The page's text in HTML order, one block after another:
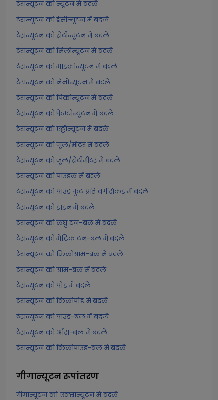
टेरान्यूटन को न्यूटन में बदलें
टेरान्यूटन को डेसीन्यूटन में बदलें
टेरान्यूटन को सेंटीन्यूटन में बदलें
टेरान्यूटन को मिलीन्यूटन में बदलें
टेरान्यूटन को माइक्रोन्यूटन में बदलें
टेरान्यूटन को नैनोन्यूटन में बदलें
टेरान्यूटन को पिकोन्यूटन में बदलें
टेरान्यूटन को फेम्टोन्यूटन में बदलें
टेरान्यूटन को एट्टोन्यूटन में बदलें
टेरान्यूटन को जूल/मीटर में बदलें
टेरान्यूटन को जूल/सेंटीमीटर में बदलें
टेरान्यूटन को पाउंडल में बदलें
टेरान्यूटन को पाउंड फुट प्रति वर्ग सेकंड में बदलें
टेरान्यूटन को डाइन में बदलें
टेरान्यूटन को लघु टन-बल में बदलें
टेरान्यूटन को मेट्रिक टन-बल में बदलें
टेरान्यूटन को किलोग्राम-बल में बदलें
टेरान्यूटन को ग्राम-बल में बदलें
टेरान्यूटन को पोंड में बदलें
टेरान्यूटन को किलोपोंड में बदलें
टेरान्यूटन को पाउंड-बल में बदलें
टेरान्यूटन को औंस-बल में बदलें
टेरान्यूटन को किलोपाउंड-बल में बदलें
गीगान्यूटनरूपांतरण
गीगान्यूटन को एक्सान्यूटन में बदलें